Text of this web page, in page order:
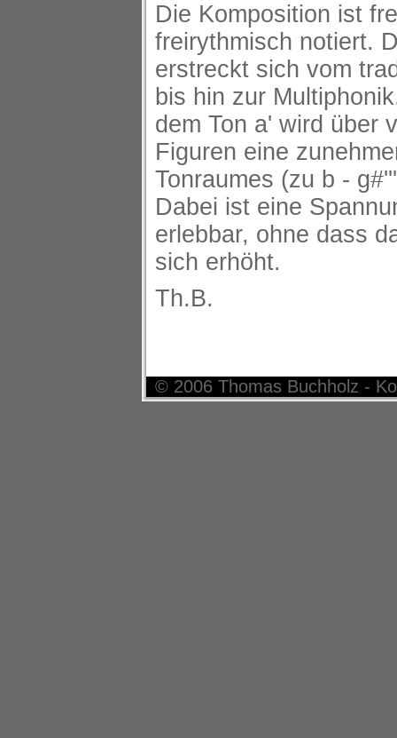
Die Komposition ist
freirythmisch notiert.
erstreckt sich vom
bis hin zur
dem Ton a' wird über
Figuren eine
Tonraumes (zu b -
Dabei ist eine
erlebbar, ohne dass
sich erhöht.
Th.B.
© 2006 Thomas Buchholz -